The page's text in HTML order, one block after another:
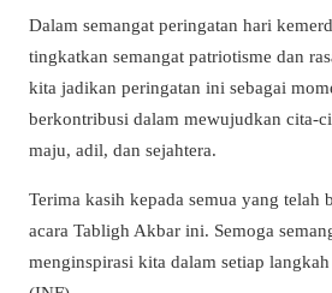
Dalam semangat peringatan hari
tingkatkan semangat patriotisme dan
kita jadikan peringatan ini sebagai
berkontribusi dalam mewujudkan cita-
maju, adil, dan sejahtera.
Terima kasih kepada semua yang telah
acara Tabligh Akbar ini. Semoga
menginspirasi kita dalam setiap